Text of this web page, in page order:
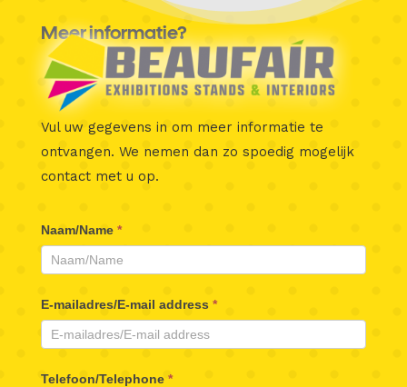
Meer informatie?
Vul uw gegevens in om meer informatie te
ontvangen. We nemen dan zo spoedig mogelijk
contact met u op.
Beaufair
Contactformulier
Naam/Name *
E-mailadres/E-mail address *
Telefoon/Telephone *